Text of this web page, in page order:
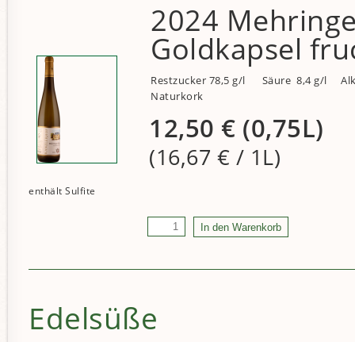
2024
Goldkapsel
Restzucker 78,5 g/l Säure 8,4 g/l
Naturkork
12,50 € (0,75L)
(16,67 € / 1L)
Edelsüße